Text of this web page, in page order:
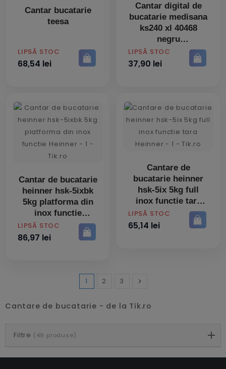
Filtre (49 produse)
Cantar bucatarie
teesa
PRET
LIPSĂ STOC
68,54 lei
Cantar digital de
bucatarie medisana
ks240 xl 40468
negru
PRET
LIPSĂ STOC
37,90 lei
Cantar de bucatarie
heinner hsk-5ixbk
5kg platforma din
inox functie
PRET
LIPSĂ STOC
86,97 lei
Cantare de
bucatarie heinner
hsk-5ix 5kg full
inox functie tara
PRET
LIPSĂ STOC
65,14 lei
1 2 3 Inainte

Cantare de bucatarie - de la Tik.ro